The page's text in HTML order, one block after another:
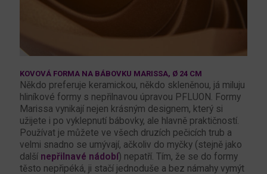
KOVOVÁ FORMA NA BÁBOVKU MARISSA, Ø 24 CM
Někdo preferuje keramickou, někdo skleněnou, já miluju
hliníkové formy s nepřilnavou úpravou PFLUON. Formy
Marissa vynikají nejen krásným designem, který si
užijete i po vyklepnutí bábovky, ale hlavně praktičností.
Používat je můžete ve všech druzích pečicích trub a
velmi snadno se umývají, ačkoliv do myčky (stejně jako
další nepřilnavé nádobí) nepatří. Tím, že se do formy
těsto nepřipéká, ji stačí jednoduše a bez námahy vymýt